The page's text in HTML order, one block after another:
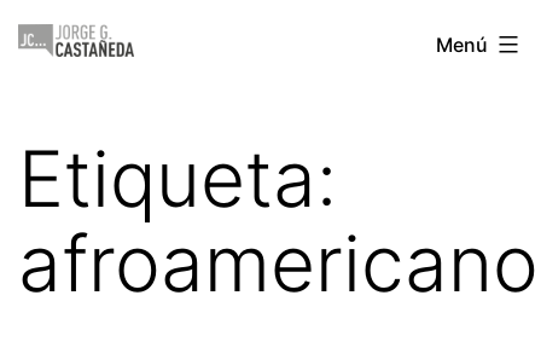
Saltar
Jorge
Menú
Etiqueta:
afroamericano